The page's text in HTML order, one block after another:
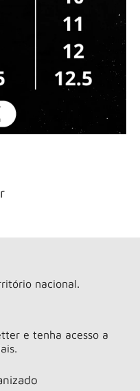
nacional.
e tenha acesso a